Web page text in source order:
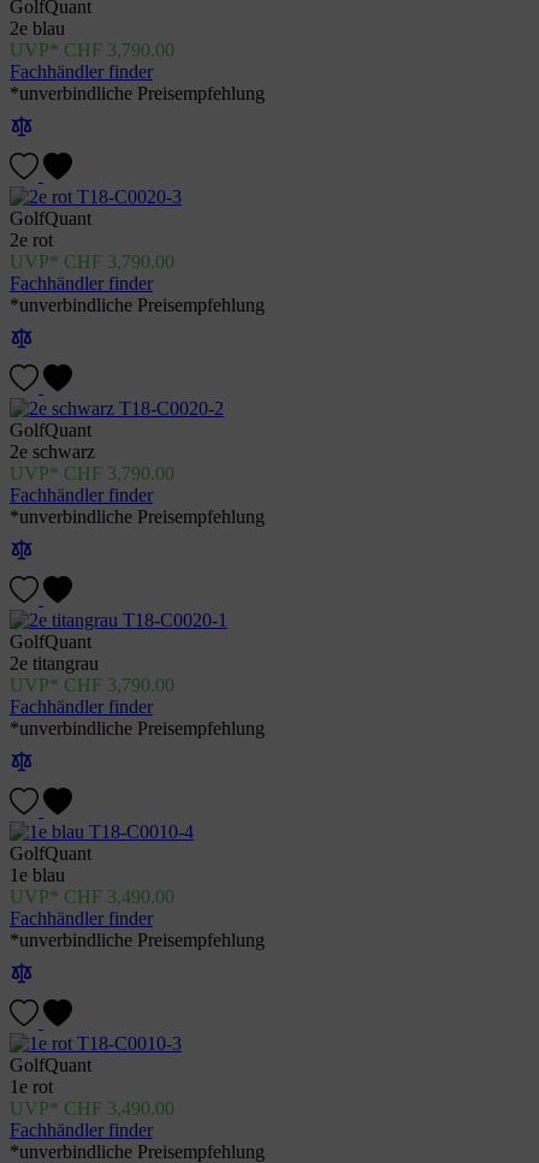
GolfQuant
2e blau
CHF 3,790.00
Fachhändler finder
*unverbindliche Preisempfehlung
GolfQuant
2e rot
CHF 3,790.00
Fachhändler finder
*unverbindliche Preisempfehlung
GolfQuant
2e schwarz
CHF 3,790.00
Fachhändler finder
*unverbindliche Preisempfehlung
GolfQuant
2e titangrau
CHF 3,790.00
Fachhändler finder
*unverbindliche Preisempfehlung
GolfQuant
1e blau
CHF 3,490.00
Fachhändler finder
*unverbindliche Preisempfehlung
GolfQuant
1e rot
CHF 3,490.00
Fachhändler finder
*unverbindliche Preisempfehlung